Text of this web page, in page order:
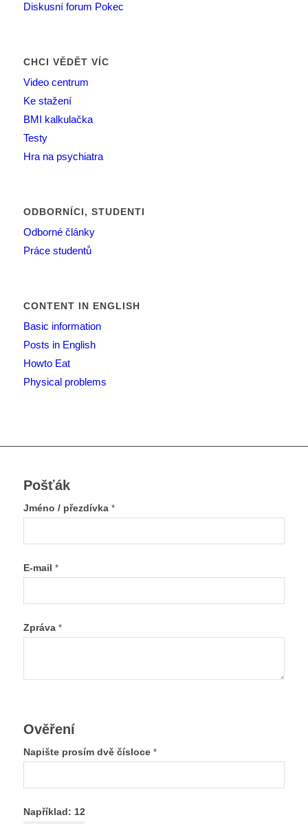
Diskusní forum Pokec
CHCI VĚDĚT VÍC
Video centrum
Ke stažení
BMI kalkulačka
Testy
Hra na psychiatra
ODBORNÍCI, STUDENTI
Odborné články
Práce studentů
CONTENT IN ENGLISH
Basic information
Posts in English
Howto Eat
Physical problems
Pošťák
Jméno / přezdívka *
E-mail *
Zpráva *
Ověření
Napište prosím dvě čísloce *
Například: 12